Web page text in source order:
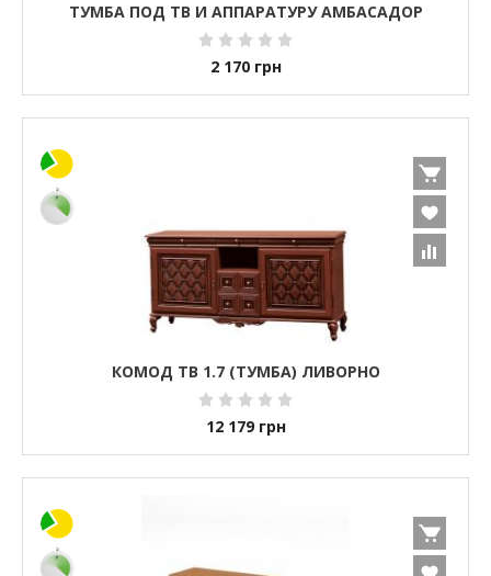
ТУМБА ПОД ТВ И АППАРАТУРУ АМБАСАДОР
2 170 грн
КОМОД ТВ 1.7 (ТУМБА) ЛИВОРНО
12 179 грн